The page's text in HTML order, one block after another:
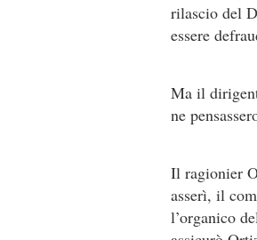
rilascio del
essere
Ma il
ne
Il ragionier
asserì, il
l’organico